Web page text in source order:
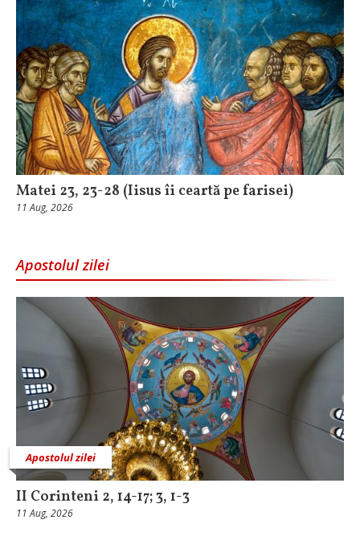
Matei 23, 23-28 (Iisus îi ceartă pe farisei)
11 Aug, 2026
Apostolul zilei
Apostolul zilei
II Corinteni 2, 14-17; 3, 1-3
11 Aug, 2026